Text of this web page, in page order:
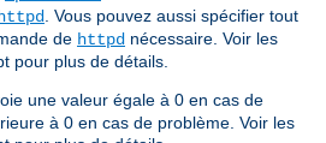
httpd
. Vous pouvez aussi spécifier tout
de httpd nécessaire. Voir les
pour plus de détails.
une valeur égale à 0 en cas de
à 0 en cas de problème. Voir les